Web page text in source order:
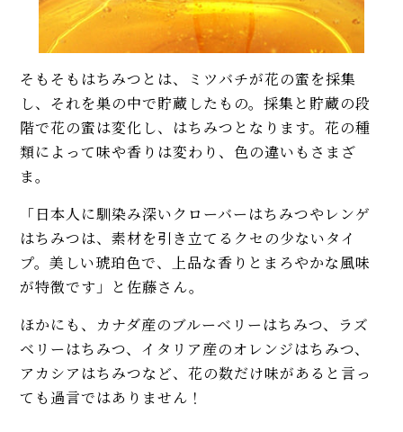
そもそもはちみつとは、ミツバチが花の蜜を採集
し、それを巣の中で貯蔵したもの。採集と貯蔵の段
階で花の蜜は変化し、はちみつとなります。花の種
類によって味や香りは変わり、色の違いもさまざ
ま。
「日本人に馴染み深いクローバーはちみつやレンゲ
はちみつは、素材を引き立てるクセの少ないタイ
プ。美しい琥珀色で、上品な香りとまろやかな風味
が特徴です」と佐藤さん。
ほかにも、カナダ産のブルーベリーはちみつ、ラズ
ベリーはちみつ、イタリア産のオレンジはちみつ、
アカシアはちみつなど、花の数だけ味があると言っ
ても過言ではありません！